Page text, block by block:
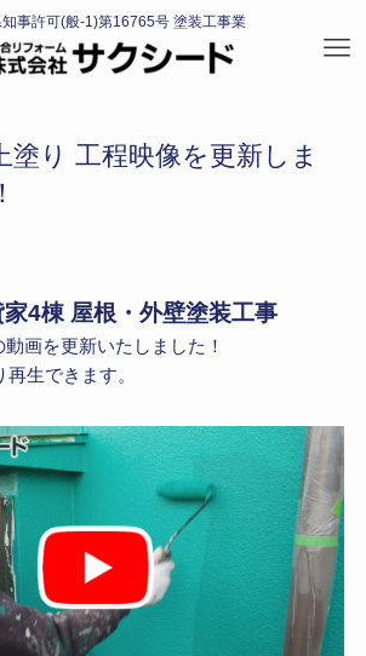
塗り 工程映像を更新しま
4棟 屋根・外壁塗装工事
画を更新いたしました！
再生できます。